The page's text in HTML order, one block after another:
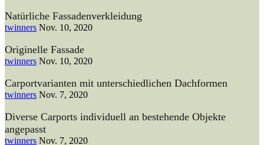
Natürliche Fassadenverkleidung
twinners Nov. 10, 2020
Originelle Fassade
twinners Nov. 10, 2020
Carportvarianten mit unterschiedlichen Dachformen
twinners Nov. 7, 2020
Diverse Carports individuell an bestehende Objekte
angepasst
twinners Nov. 7, 2020